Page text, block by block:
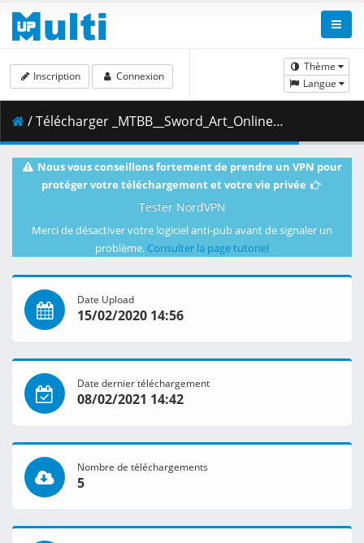
Thème
Langue
Inscription Connexion
/ Télécharger _MTBB__Sword_Art_Online___Alicization_-_War_of_Underworld_-_02__2DD64B83_.mkv.001 ( 388.44 MB )
Nous vous conseillons fortement de prendre un VPN pour
protéger votre téléchargement et votre vie privée
Tester NordVPN
Merci de désactiver votre logiciel anti-pub avant de signaler un
problème. Consulter la page tutoriel
Date Upload
15/02/2020 14:56
Date dernier téléchargement
08/02/2021 14:42
Nombre de téléchargements
5